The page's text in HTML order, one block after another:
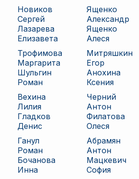
Новиков
Сергей
Лазарева
Елизавета
Ященко
Александр
Ященко
Алеся
Трофимова
Маргарита
Шульгин
Роман
Митряшкин
Егор
Анохина
Ксения
Вехина
Лилия
Гладков
Денис
Черний
Антон
Филатова
Олеся
Ганул
Роман
Бочанова
Инна
Абрамян
Антон
Мацкевич
София